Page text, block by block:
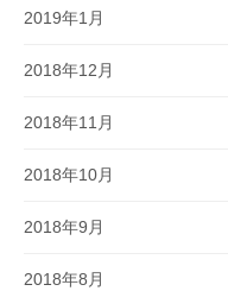
2019年1月
2018年12月
2018年11月
2018年10月
2018年9月
2018年8月